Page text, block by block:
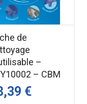
de
–
– CBM
€